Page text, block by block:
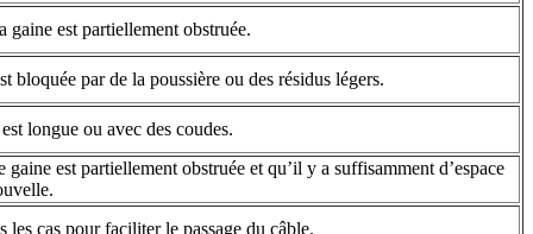
gaine est partiellement obstruée.
bloquée par de la poussière ou des résidus légers.
longue ou avec des coudes.
gaine est partiellement obstruée et qu’il y a suffisamment d’espace
les cas pour faciliter le passage du câble.